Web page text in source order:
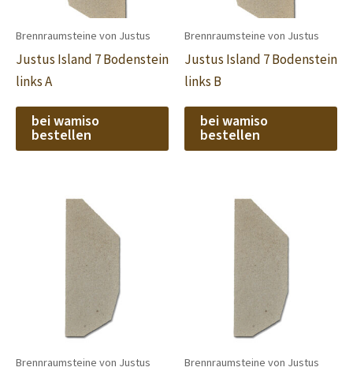
Brennraumsteine von Justus
Justus Island 7 Bodenstein
links A
bei wamiso
bestellen
Brennraumsteine von Justus
Justus Island 7 Bodenstein
links B
bei wamiso
bestellen
Brennraumsteine von Justus Brennraumsteine von Justus